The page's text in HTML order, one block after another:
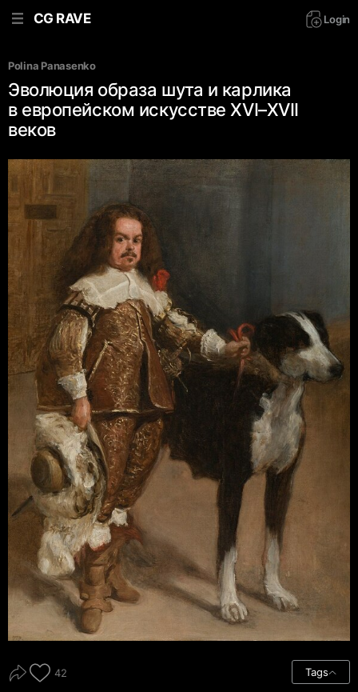
CG RAVE Login
Polina Panasenko
Эволюция образа шута и карлика
в европейском искусстве XVI–XVII
веков
42 Tags